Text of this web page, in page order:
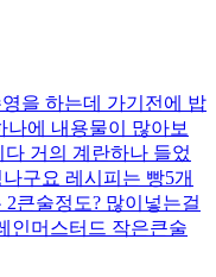
을 하는데 가기전에 밥
에 내용물이 많아보
거의 계란하나 들었
구요 레시피는 빵5개
큰술정도? 많이넣는걸
인머스터드 작은큰술